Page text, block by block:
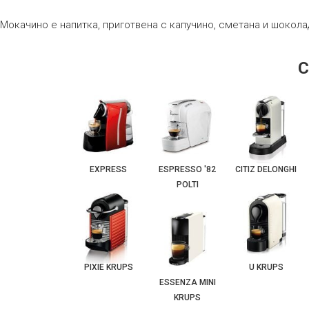
Мокачино е напитка, приготвена с капучино, сметана и
EXPRESS
PIXIE KRUPS
ESPRESSO '82
POLTI
ESSENZA MINI
KRUPS
CITIZ DELONGHI
U KRUPS